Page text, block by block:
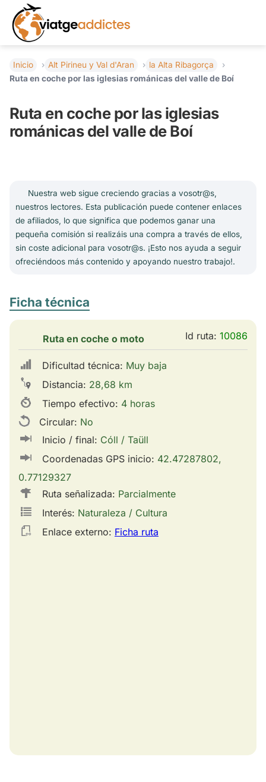
Inicio Alt Pirineu y Val d'Aran
la Alta Ribagorça
Ruta en coche por las iglesias románicas del valle de Boí
Ruta en coche por las iglesias
románicas del valle de Boí
Nuestra web sigue creciendo gracias a vosotr@s,
nuestros lectores. Esta publicación puede contener enlaces
de afiliados, lo que significa que podemos ganar una
pequeña comisión si realizáis una compra a través de ellos,
sin coste adicional para vosotr@s. ¡Esto nos ayuda a seguir
ofreciéndoos más contenido y apoyando nuestro trabajo!.
Ficha técnica
Ruta en coche o moto Id ruta: 10086
Dificultad técnica: Muy baja
Distancia: 28,68 km
Tiempo efectivo: 4 horas
Circular: No
Inicio / final: Cóll / Taüll
Coordenadas GPS inicio: 42.47287802,
0.77129327
Ruta señalizada: Parcialmente
Interés: Naturaleza / Cultura
Enlace externo: Ficha ruta